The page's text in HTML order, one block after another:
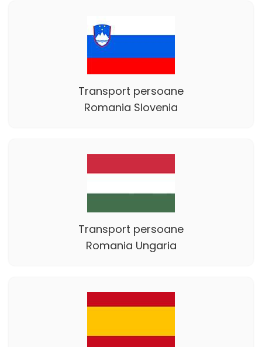
Transport persoane
Romania Slovenia
Transport persoane
Romania Ungaria